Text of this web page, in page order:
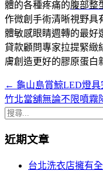
體的各種疼痛的腹部整
作微創手術清晰視野具
體敏感眼睛週轉的最好
貸款顧問專家拉提緊緻
膚創造更好的膠原蛋白
文
章
航
← 龜山島賞鯨LED燈
竹北當舖無論不限噴霧
搜
關
近期文章
台北洗衣店擁有